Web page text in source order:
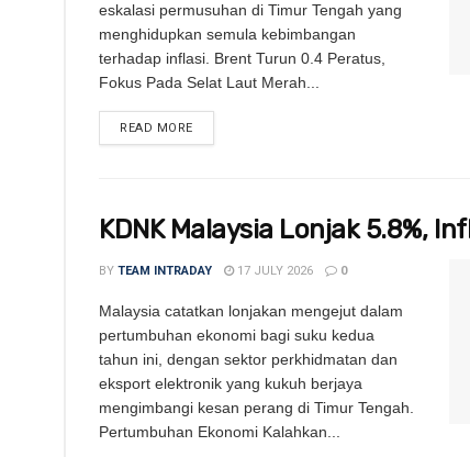
eskalasi permusuhan di Timur Tengah yang
menghidupkan semula kebimbangan
terhadap inflasi. Brent Turun 0.4 Peratus,
Fokus Pada Selat Laut Merah...
READ MORE
KDNK Malaysia Lonjak 5.8%,
BY TEAM INTRADAY 17 JULY 2026 0
Malaysia catatkan lonjakan mengejut dalam
pertumbuhan ekonomi bagi suku kedua
tahun ini, dengan sektor perkhidmatan dan
eksport elektronik yang kukuh berjaya
mengimbangi kesan perang di Timur Tengah.
Pertumbuhan Ekonomi Kalahkan...